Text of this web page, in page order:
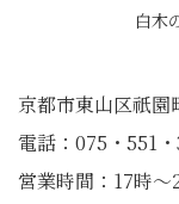
白木
京都市東山区祇園
電話：075・551
営業時間：17時〜